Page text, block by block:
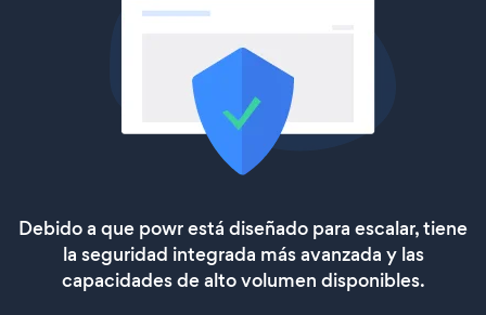
Debido a que powr está diseñado para escalar, tiene
la seguridad integrada más avanzada y las
capacidades de alto volumen disponibles.